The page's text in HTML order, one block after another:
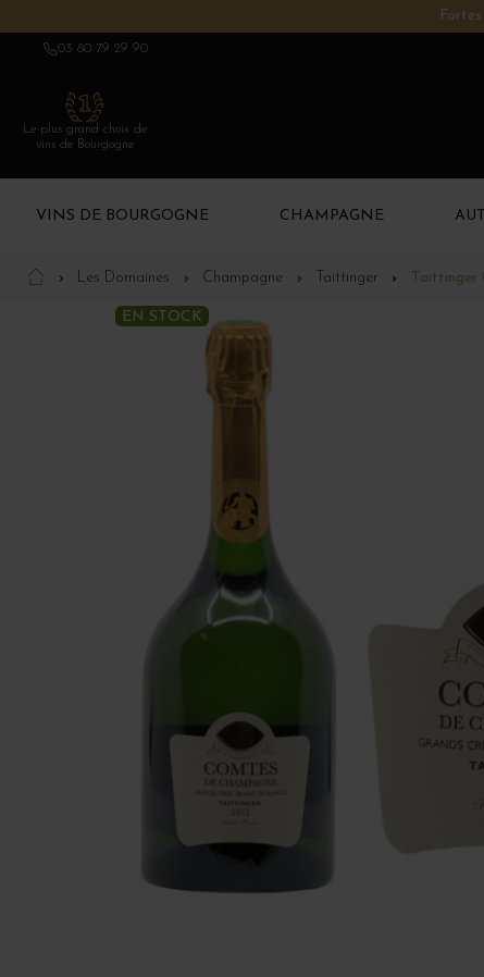
03 80 79 29 90
Le plus grand choix de
vins de Bourgogne
VINS DE BOURGOGNE CHAMPAGNE
Les Domaines Champagne Taittinger Taittinger
EN STOCK